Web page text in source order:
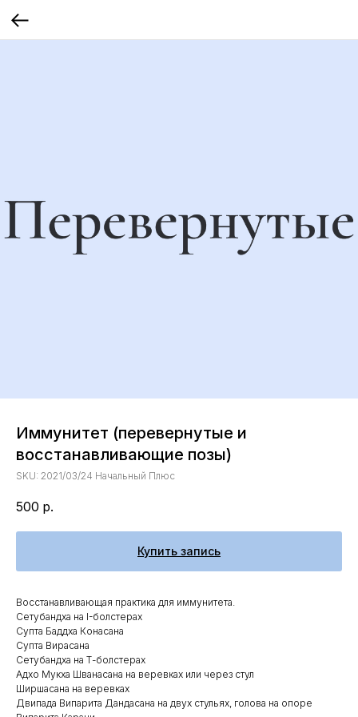
Иммунитет (перевернутые и
восстанавливающие позы)
SKU: 2021/03/24 Начальный Плюс
500 р.
Купить запись
Восстанавливающая практика для иммунитета.
Сетубандха на I-болстерах
Супта Баддха Конасана
Супта Вирасана
Сетубандха на Т-болстерах
Адхо Мукха Шванасана на веревках или через стул
Ширшасана на веревках
Двипада Випарита Дандасана на двух стульях, голова на опоре